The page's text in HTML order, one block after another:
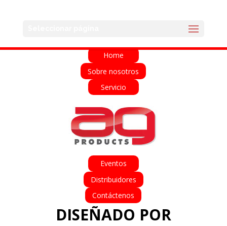
Home
Sobre nosotros
Servicio
Eventos
Distribuidores
Contáctenos
DISEÑADO POR